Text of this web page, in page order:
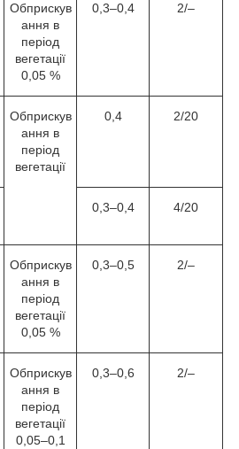
Обприскув
ання в
період
вегетації
0,05 %
0,3–0,4 2/–
Обприскув
ання в
період
вегетації
0,4 2/20
0,3–0,4 4/20
Обприскув
ання в
період
вегетації
0,05 %
0,3–0,5 2/–
Обприскув
ання в
період
вегетації
0,05–0,1
0,3–0,6 2/–